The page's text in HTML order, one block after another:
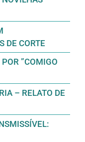
DE CORTE
”COMIGO
– RELATO DE